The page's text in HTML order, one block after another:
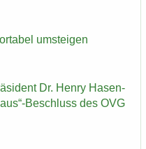
um­stei­gen
Dr. Henry Ha­sen­
​Beschluss des OVG